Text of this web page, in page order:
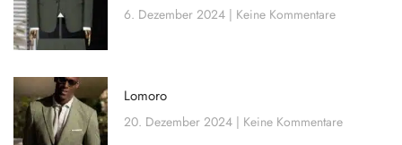
6. Dezember 2024 Keine Kommentare
Lomoro
20. Dezember 2024 Keine Kommentare